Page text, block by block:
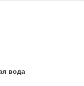
вода